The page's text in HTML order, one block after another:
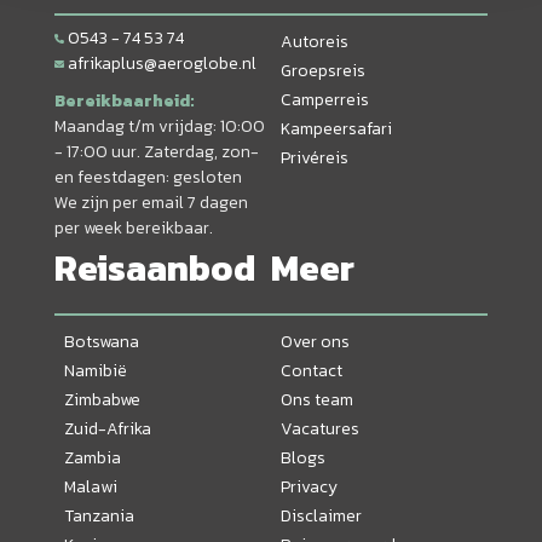
0543 - 74 53 74
afrikaplus@aeroglobe.nl
Bereikbaarheid:
Maandag t/m vrijdag: 10:00
- 17:00 uur. Zaterdag, zon-
en feestdagen: gesloten
We zijn per email 7 dagen
per week bereikbaar.
Autoreis
Groepsreis
Camperreis
Kampeersafari
Privéreis
Reisaanbod
Botswana
Namibië
Zimbabwe
Zuid-Afrika
Zambia
Malawi
Tanzania
Meer
Over ons
Contact
Ons team
Vacatures
Blogs
Privacy
Disclaimer